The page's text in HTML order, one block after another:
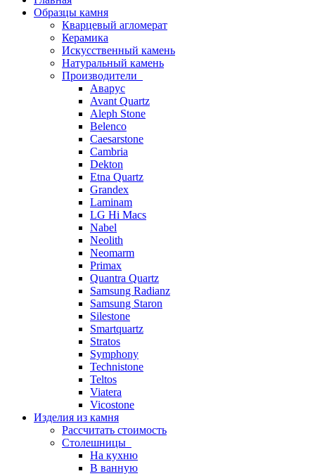
Образцы камня
Кварцевый агломерат
Керамика
Искусственный камень
Натуральный камень
Производители
Аварус
Avant Quartz
Aleph Stone
Belenco
Caesarstone
Cambria
Dekton
Etna Quartz
Grandex
Laminam
LG Hi Macs
Nabel
Neolith
Neomarm
Primax
Quantra Quartz
Samsung Radianz
Samsung Staron
Silestone
Smartquartz
Stratos
Symphony
Technistone
Teltos
Viatera
Vicostone
Изделия из камня
Рассчитать стоимость
Столешницы
На кухню
В ванную